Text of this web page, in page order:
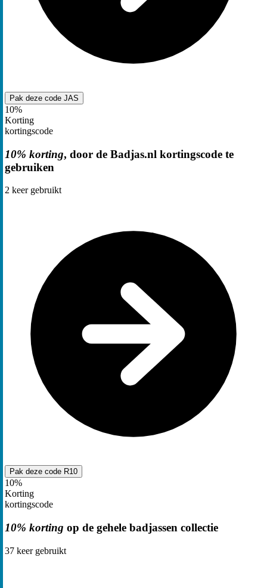
Pak deze code JAS
10%
Korting
kortingscode
10% korting, door de Badjas.nl kortingscode te
gebruiken
2 keer gebruikt
Pak deze code R10
10%
Korting
kortingscode
10% korting op de gehele badjassen collectie
37 keer gebruikt